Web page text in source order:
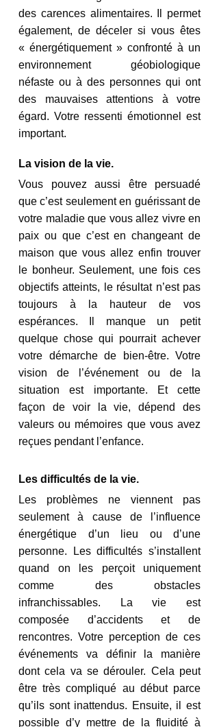
des carences alimentaires. Il permet
également, de déceler si vous êtes
« énergétiquement » confronté à un
environnement géobiologique
néfaste ou à des personnes qui ont
des mauvaises attentions à votre
égard. Votre ressenti émotionnel est
important.
La vision de la vie.
Vous pouvez aussi être persuadé
que c’est seulement en guérissant de
votre maladie que vous allez vivre en
paix ou que c’est en changeant de
maison que vous allez enfin trouver
le bonheur. Seulement, une fois ces
objectifs atteints, le résultat n’est pas
toujours à la hauteur de vos
espérances. Il manque un petit
quelque chose qui pourrait achever
votre démarche de bien-être. Votre
vision de l’événement ou de la
situation est importante. Et cette
façon de voir la vie, dépend des
valeurs ou mémoires que vous avez
reçues pendant l’enfance.
Les difficultés de la vie.
Les problèmes ne viennent pas
seulement à cause de l’influence
énergétique d’un lieu ou d’une
personne. Les difficultés s’installent
quand on les perçoit uniquement
comme des obstacles
infranchissables. La vie est
composée d’accidents et de
rencontres. Votre perception de ces
événements va définir la manière
dont cela va se dérouler. Cela peut
être très compliqué au début parce
qu’ils sont inattendus. Ensuite, il est
possible d’y mettre de la fluidité à